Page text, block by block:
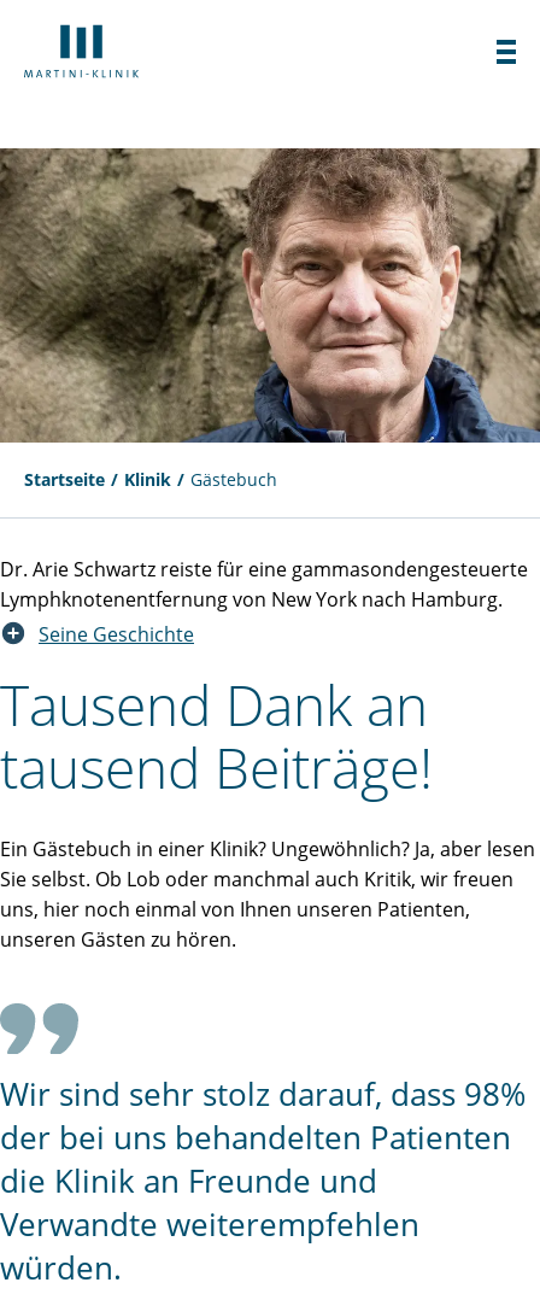
Startseite Klinik Gästebuch
Dr. Arie Schwartz reiste für eine gammasondengesteuerte
Lymphknotenentfernung von New York nach Hamburg.
Seine Geschichte
Tausend Dank an
tausend Beiträge!
Ein Gästebuch in einer Klinik? Ungewöhnlich? Ja, aber lesen
Sie selbst. Ob Lob oder manchmal auch Kritik, wir freuen
uns, hier noch einmal von Ihnen unseren Patienten,
unseren Gästen zu hören.
Wir sind sehr stolz darauf, dass 98%
der bei uns behandelten Patienten
die Klinik an Freunde und
Verwandte weiterempfehlen
würden.